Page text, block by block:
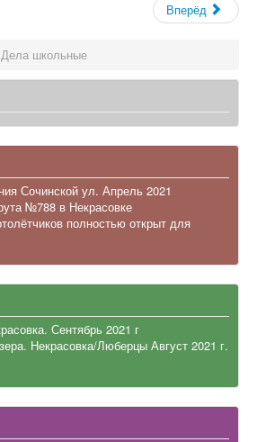
Вперёд
Дела школьные
Сочинской ул. Апрель 2021
№788 в Некрасовке
полностью открыт для
Сентябрь 2021 г
Некрасовка/Люберцы Август 2021 г.